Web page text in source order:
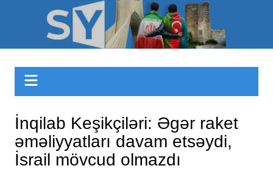
Sizinyol.org
İnqilab Keşikçiləri: Əgər raket
əməliyyatları davam etsəydi,
İsrail mövcud olmazdı